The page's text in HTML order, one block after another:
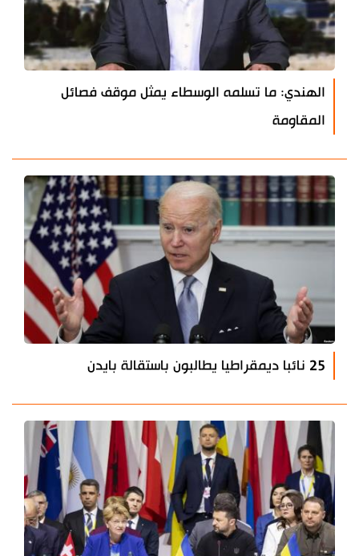
الهندي: ما تسلمه الوسطاء يمثل موقف فصائل
المقاومة
25 نائبا ديمقراطيا يطالبون باستقالة بايدن